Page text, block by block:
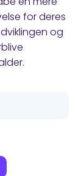
for deres
og